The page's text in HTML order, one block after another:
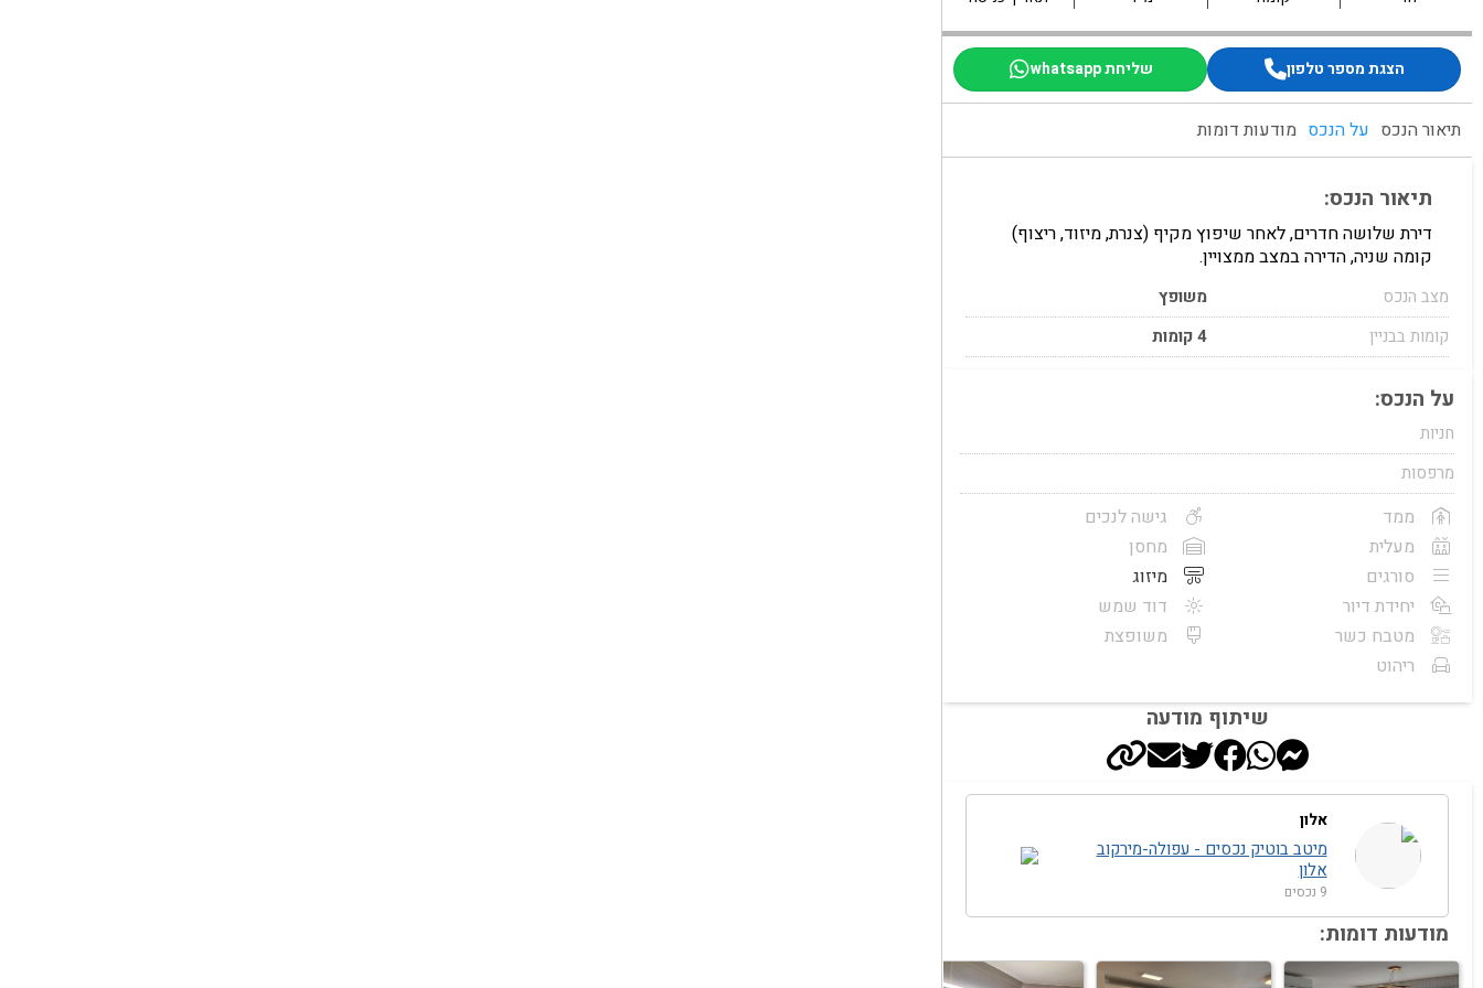
הצגת מספר טלפון שליחת whatsapp
תיאור הנכס על הנכס מודעות דומות
תיאור הנכס:
דירת שלושה חדרים, לאחר שיפוץ מקיף (צנרת, מיזוד, ריצוף)
קומה שניה, הדירה במצב ממצויין.
מצב הנכס
משופץ
קומות בבניין
4 קומות
על הנכס:
חניות
מרפסות
ממד
מעלית
סורגים
יחידת דיור
מטבח כשר
ריהוט
גישה לנכים
מחסן
מיזוג
דוד שמש
משופצת
שיתוף מודעה
אלון
מיטב בוטיק נכסים - עפולה-מירקוב
אלון
9 נכסים
מודעות דומות: